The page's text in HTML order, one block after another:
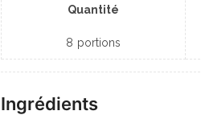
Quantité
8 portions
Ingrédients